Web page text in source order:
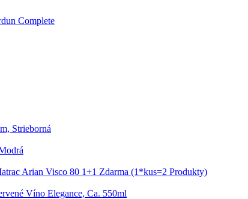
Complete
Strieborná
Arian Visco 80 1+1 Zdarma (1*kus=2 Produkty)
Víno Elegance, Ca. 550ml